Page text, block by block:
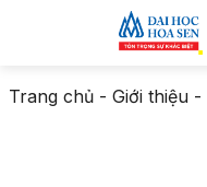
Trang chủ- Giới thiệu-